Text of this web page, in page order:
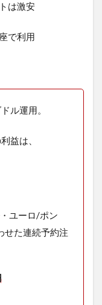
は激安
で利用
ル運用。
益は、
ユーロ/ポン
せた連続予約注